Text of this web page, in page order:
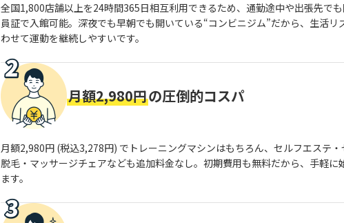
全国1,800店舗以上を24時間365日相互利用できるため、通勤途中や出張先で
員証で入館可能。深夜でも早朝でも開いている“コンビニジム”だから、生活リ
わせて運動を継続しやすいです。
月額2,980円の圧倒的コスパ
月額2,980円 (税込3,278円) でトレーニングマシンはもちろん、セルフエステ・
脱毛・マッサージチェアなども追加料金なし。初期費用も無料だから、手軽に
ます。